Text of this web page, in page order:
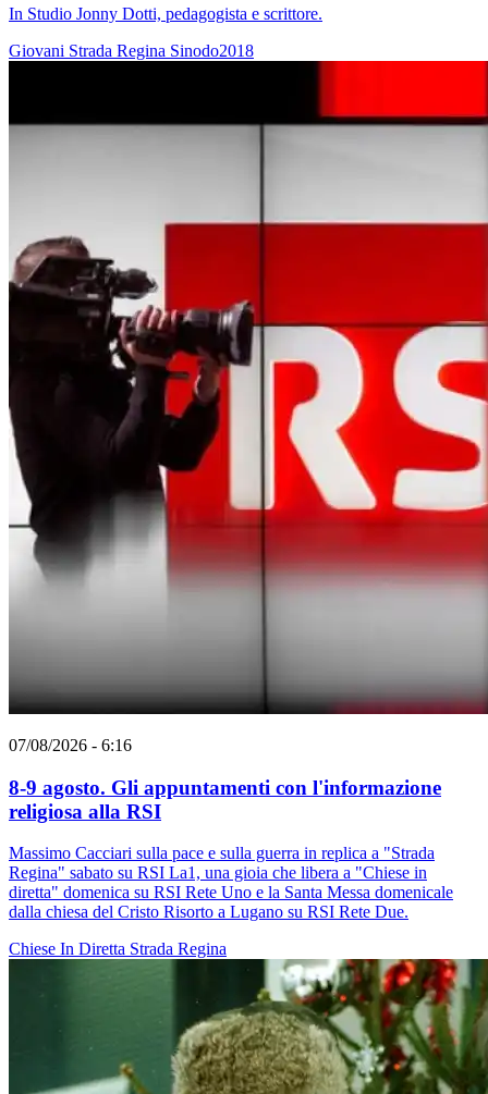
In Studio Jonny Dotti, pedagogista e scrittore.
Giovani Strada Regina Sinodo2018
07/08/2026 - 6:16
8-9 agosto. Gli appuntamenti con l'informazione
religiosa alla RSI
Massimo Cacciari sulla pace e sulla guerra in replica a "Strada
Regina" sabato su RSI La1, una gioia che libera a "Chiese in
diretta" domenica su RSI Rete Uno e la Santa Messa domenicale
dalla chiesa del Cristo Risorto a Lugano su RSI Rete Due.
Chiese In Diretta Strada Regina